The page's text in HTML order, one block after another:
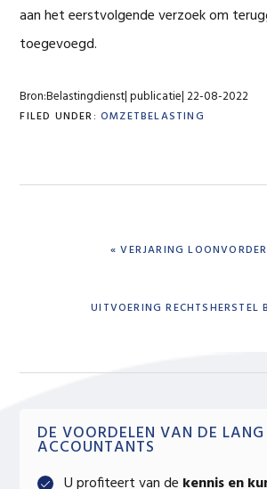
aan het eerstvolgende verzoek om
toegevoegd.
Bron:Belastingdienst| publicatie| 22-08-2022
FILED UNDER: OMZETBELASTING
PREVIOUS
« VERJARING
NEXT
UITVOERING RECHTSHERSTEL
Primary
Sidebar
DE VOORDELEN VAN DE LANG
ACCOUNTANTS
U profiteert van de kennis en